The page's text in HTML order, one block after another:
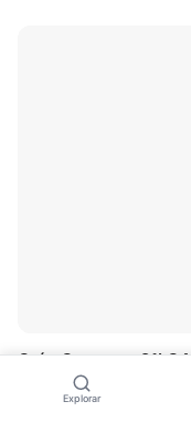
Grúa Comansa
Explorar